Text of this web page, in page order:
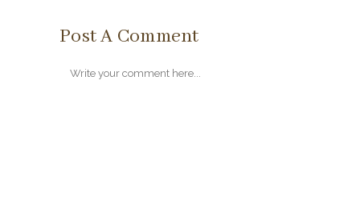
Post A Comment